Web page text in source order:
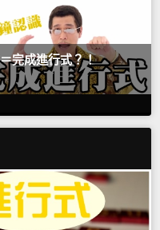
完成進行式？！